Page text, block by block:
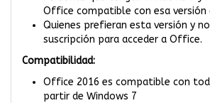
Office compatible con esa versión
Quienes prefieran esta versión y
suscripción para acceder a Office.
Compatibilidad:
Office 2016 es compatible con
partir de Windows 7